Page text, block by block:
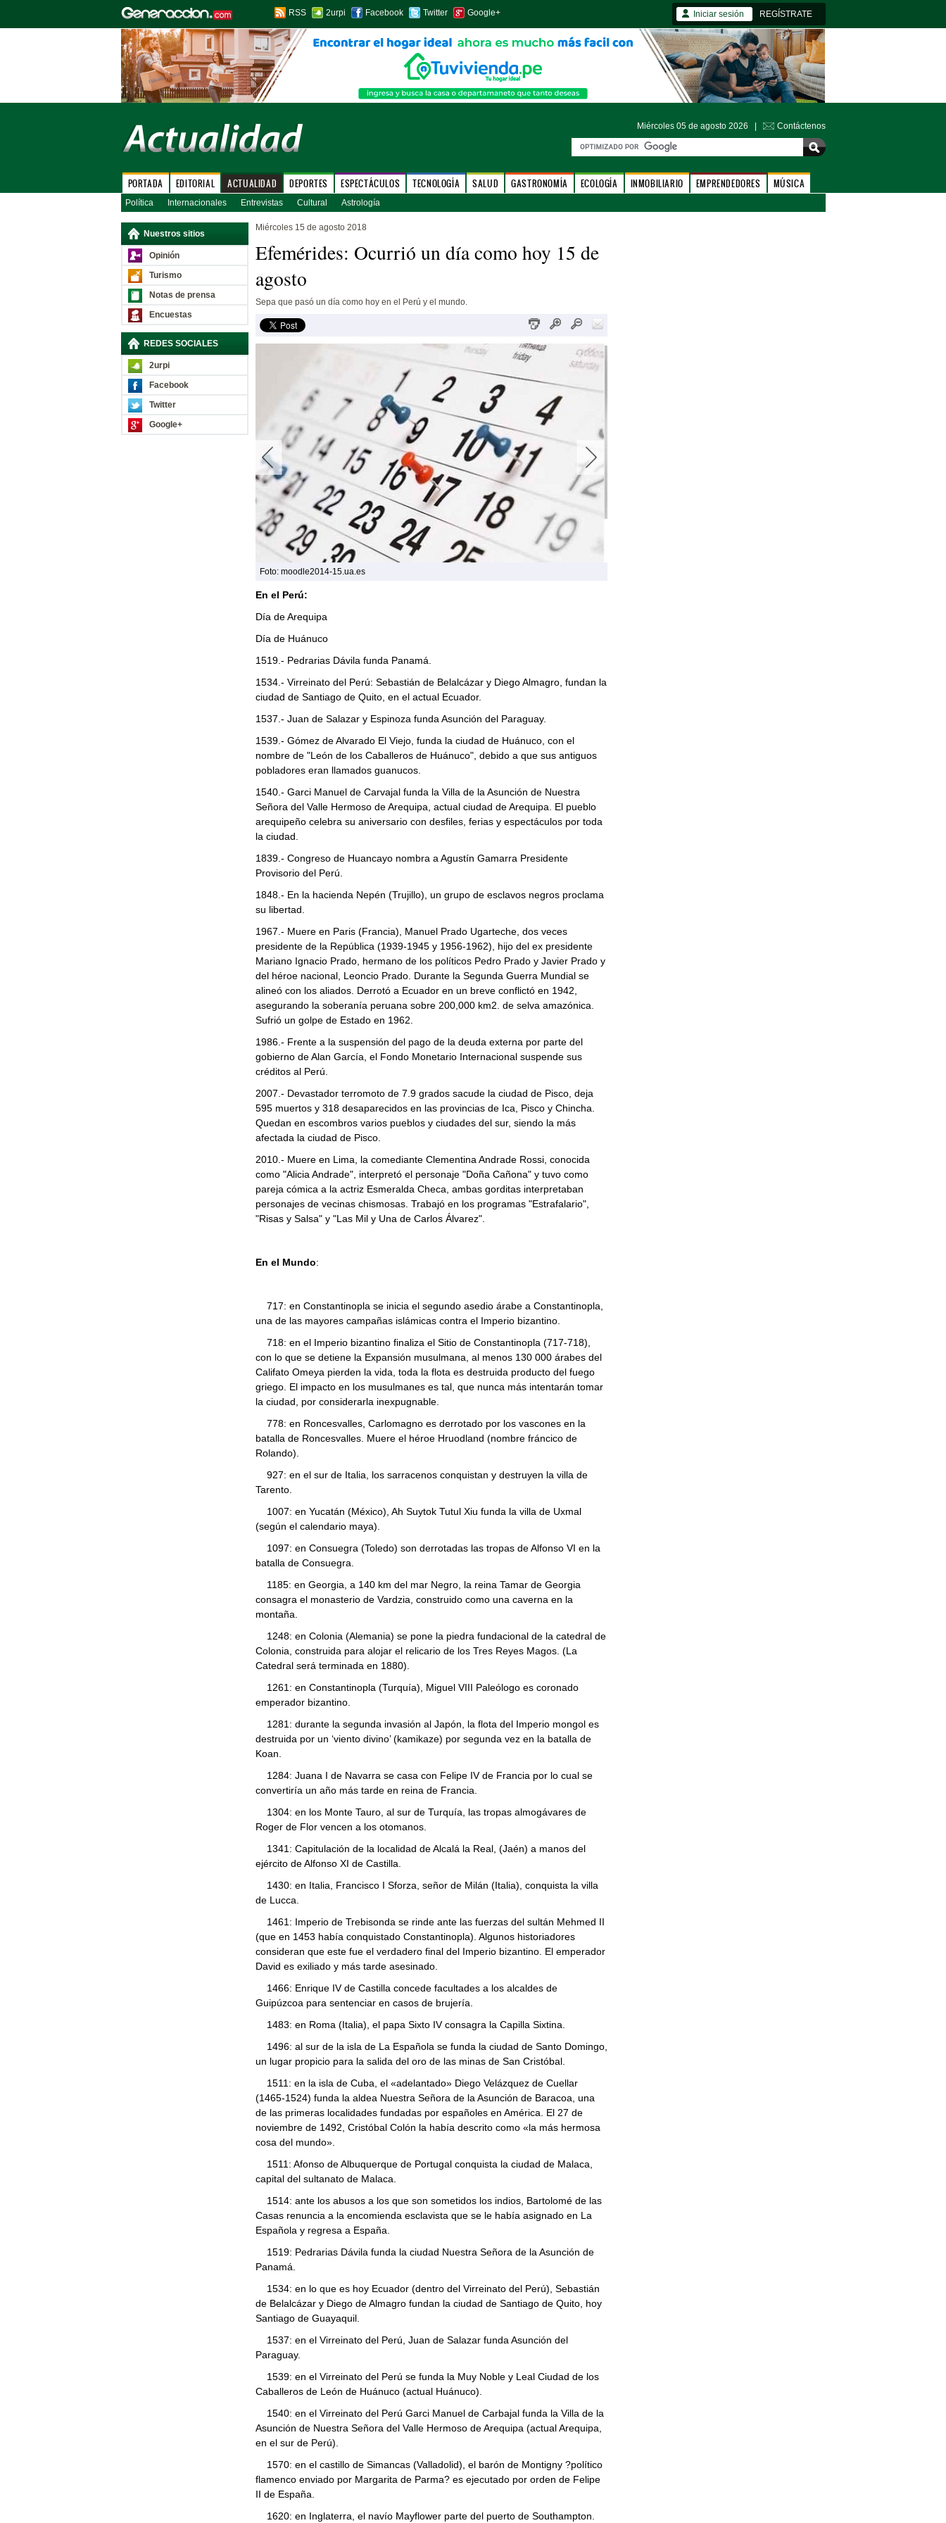
RSS 2urpi Facebook Twitter Google+ Iniciar sesión REGÍSTRATE
Miércoles 05 de agosto 2026 | Contáctenos
PORTADA EDITORIAL ACTUALIDAD DEPORTES ESPECTÁCULOS TECNOLOGÍA SALUD GASTRONOMÍA ECOLOGÍA INMOBILIARIO EMPRENDEDORES MÚSICA
Política Internacionales Entrevistas Cultural Astrología
Nuestros sitios
Opinión
Turismo
Notas de prensa
Encuestas
REDES SOCIALES
2urpi
Facebook
Twitter
Google+
Miércoles 15 de agosto 2018
Efemérides: Ocurrió un día como hoy 15 de
agosto
Sepa que pasó un día como hoy en el Perú y el mundo.
Foto: moodle2014-15.ua.es
En el Perú:
Día de Arequipa
Día de Huánuco
1519.- Pedrarias Dávila funda Panamá.
1534.- Virreinato del Perú: Sebastián de Belalcázar y Diego Almagro, fundan la
ciudad de Santiago de Quito, en el actual Ecuador.
1537.- Juan de Salazar y Espinoza funda Asunción del Paraguay.
1539.- Gómez de Alvarado El Viejo, funda la ciudad de Huánuco, con el
nombre de "León de los Caballeros de Huánuco", debido a que sus antiguos
pobladores eran llamados guanucos.
1540.- Garci Manuel de Carvajal funda la Villa de la Asunción de Nuestra
Señora del Valle Hermoso de Arequipa, actual ciudad de Arequipa. El pueblo
arequipeño celebra su aniversario con desfiles, ferias y espectáculos por toda
la ciudad.
1839.- Congreso de Huancayo nombra a Agustín Gamarra Presidente
Provisorio del Perú.
1848.- En la hacienda Nepén (Trujillo), un grupo de esclavos negros proclama
su libertad.
1967.- Muere en Paris (Francia), Manuel Prado Ugarteche, dos veces
presidente de la República (1939-1945 y 1956-1962), hijo del ex presidente
Mariano Ignacio Prado, hermano de los políticos Pedro Prado y Javier Prado y
del héroe nacional, Leoncio Prado. Durante la Segunda Guerra Mundial se
alineó con los aliados. Derrotó a Ecuador en un breve conflictó en 1942,
asegurando la soberanía peruana sobre 200,000 km2. de selva amazónica.
Sufrió un golpe de Estado en 1962.
1986.- Frente a la suspensión del pago de la deuda externa por parte del
gobierno de Alan García, el Fondo Monetario Internacional suspende sus
créditos al Perú.
2007.- Devastador terromoto de 7.9 grados sacude la ciudad de Pisco, deja
595 muertos y 318 desaparecidos en las provincias de Ica, Pisco y Chincha.
Quedan en escombros varios pueblos y ciudades del sur, siendo la más
afectada la ciudad de Pisco.
2010.- Muere en Lima, la comediante Clementina Andrade Rossi, conocida
como "Alicia Andrade", interpretó el personaje "Doña Cañona" y tuvo como
pareja cómica a la actriz Esmeralda Checa, ambas gorditas interpretaban
personajes de vecinas chismosas. Trabajó en los programas "Estrafalario",
"Risas y Salsa" y "Las Mil y Una de Carlos Álvarez".
En el Mundo:
717: en Constantinopla se inicia el segundo asedio árabe a Constantinopla,
una de las mayores campañas islámicas contra el Imperio bizantino.
718: en el Imperio bizantino finaliza el Sitio de Constantinopla (717-718),
con lo que se detiene la Expansión musulmana, al menos 130 000 árabes del
Califato Omeya pierden la vida, toda la flota es destruida producto del fuego
griego. El impacto en los musulmanes es tal, que nunca más intentarán tomar
la ciudad, por considerarla inexpugnable.
778: en Roncesvalles, Carlomagno es derrotado por los vascones en la
batalla de Roncesvalles. Muere el héroe Hruodland (nombre fráncico de
Rolando).
927: en el sur de Italia, los sarracenos conquistan y destruyen la villa de
Tarento.
1007: en Yucatán (México), Ah Suytok Tutul Xiu funda la villa de Uxmal
(según el calendario maya).
1097: en Consuegra (Toledo) son derrotadas las tropas de Alfonso VI en la
batalla de Consuegra.
1185: en Georgia, a 140 km del mar Negro, la reina Tamar de Georgia
consagra el monasterio de Vardzia, construido como una caverna en la
montaña.
1248: en Colonia (Alemania) se pone la piedra fundacional de la catedral de
Colonia, construida para alojar el relicario de los Tres Reyes Magos. (La
Catedral será terminada en 1880).
1261: en Constantinopla (Turquía), Miguel VIII Paleólogo es coronado
emperador bizantino.
1281: durante la segunda invasión al Japón, la flota del Imperio mongol es
destruida por un ‘viento divino’ (kamikaze) por segunda vez en la batalla de
Koan.
1284: Juana I de Navarra se casa con Felipe IV de Francia por lo cual se
convertiría un año más tarde en reina de Francia.
1304: en los Monte Tauro, al sur de Turquía, las tropas almogávares de
Roger de Flor vencen a los otomanos.
1341: Capitulación de la localidad de Alcalá la Real, (Jaén) a manos del
ejército de Alfonso XI de Castilla.
1430: en Italia, Francisco I Sforza, señor de Milán (Italia), conquista la villa
de Lucca.
1461: Imperio de Trebisonda se rinde ante las fuerzas del sultán Mehmed II
(que en 1453 había conquistado Constantinopla). Algunos historiadores
consideran que este fue el verdadero final del Imperio bizantino. El emperador
David es exiliado y más tarde asesinado.
1466: Enrique IV de Castilla concede facultades a los alcaldes de
Guipúzcoa para sentenciar en casos de brujería.
1483: en Roma (Italia), el papa Sixto IV consagra la Capilla Sixtina.
1496: al sur de la isla de La Española se funda la ciudad de Santo Domingo,
un lugar propicio para la salida del oro de las minas de San Cristóbal.
1511: en la isla de Cuba, el «adelantado» Diego Velázquez de Cuellar
(1465-1524) funda la aldea Nuestra Señora de la Asunción de Baracoa, una
de las primeras localidades fundadas por españoles en América. El 27 de
noviembre de 1492, Cristóbal Colón la había descrito como «la más hermosa
cosa del mundo».
1511: Afonso de Albuquerque de Portugal conquista la ciudad de Malaca,
capital del sultanato de Malaca.
1514: ante los abusos a los que son sometidos los indios, Bartolomé de las
Casas renuncia a la encomienda esclavista que se le había asignado en La
Española y regresa a España.
1519: Pedrarias Dávila funda la ciudad Nuestra Señora de la Asunción de
Panamá.
1534: en lo que es hoy Ecuador (dentro del Virreinato del Perú), Sebastián
de Belalcázar y Diego de Almagro fundan la ciudad de Santiago de Quito, hoy
Santiago de Guayaquil.
1537: en el Virreinato del Perú, Juan de Salazar funda Asunción del
Paraguay.
1539: en el Virreinato del Perú se funda la Muy Noble y Leal Ciudad de los
Caballeros de León de Huánuco (actual Huánuco).
1540: en el Virreinato del Perú Garci Manuel de Carbajal funda la Villa de la
Asunción de Nuestra Señora del Valle Hermoso de Arequipa (actual Arequipa,
en el sur de Perú).
1570: en el castillo de Simancas (Valladolid), el barón de Montigny ?político
flamenco enviado por Margarita de Parma? es ejecutado por orden de Felipe
II de España.
1620: en Inglaterra, el navío Mayflower parte del puerto de Southampton.